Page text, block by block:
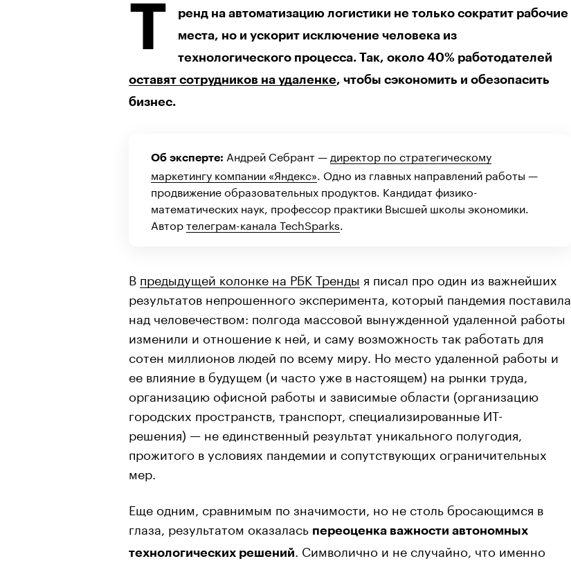
Т
ренд на автоматизацию логистики не только сократит рабочие
места, но и ускорит исключение человека из
технологического процесса. Так, около 40% работодателей
оставят сотрудников на удаленке, чтобы сэкономить и обезопасить
бизнес.
Об эксперте: Андрей Себрант — директор по стратегическому
маркетингу компании «Яндекс» . Одно из главных направлений работы —
продвижение образовательных продуктов. Кандидат физико-
математических наук, профессор практики Высшей школы экономики.
Автортелеграм-канала TechSparks
В предыдущей колонке на РБК Тренды я писал про один из важнейших
результатов непрошенного эксперимента, который пандемия поставила
над человечеством: полгода массовой вынужденной удаленной работы
изменили и отношение к ней, и саму возможность так работать для
сотен миллионов людей по всему миру. Но место удаленной работы и
ее влияние в будущем (и часто уже в настоящем) на рынки труда,
организацию офисной работы и зависимые области (организацию
городских пространств, транспорт, специализированные ИТ-
решения) — не единственный результат уникального полугодия,
прожитого в условиях пандемии и сопутствующих ограничительных
мер.
Еще одним, сравнимым по значимости, но не столь бросающимся в
глаза, результатом оказалась переоценка важности автономных
технологических решений
. Символично и не случайно, что именно